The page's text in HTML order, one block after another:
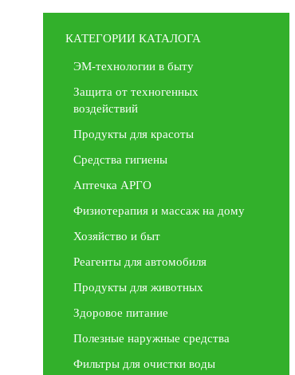
КАТЕГОРИИ КАТАЛОГА
ЭМ-технологии в быту
Защита от техногенных
воздействий
Продукты для красоты
Средства гигиены
Аптечка АРГО
Физиотерапия и массаж на дому
Хозяйство и быт
Реагенты для автомобиля
Продукты для животных
Здоровое питание
Полезные наружные средства
Фильтры для очистки воды